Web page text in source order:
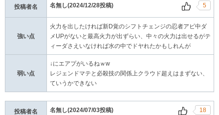
投稿者名 名無し(2024/12/28投稿) 5
強い点
火力を出したければ新D覚のシフトチェンジの忍者アビ中ダ
メUPがないと最高火力が出ずらい、中々の火力は出せるがテ
ィーダさえいなければ水の中でドヤれたかもしれんが
弱い点
↓にエアプがいるねｗw
レジェンドマテと必殺技の関係上クラウド超えはまずない、
ていうかできない
投稿者名 名無し(2024/07/03投稿) 18